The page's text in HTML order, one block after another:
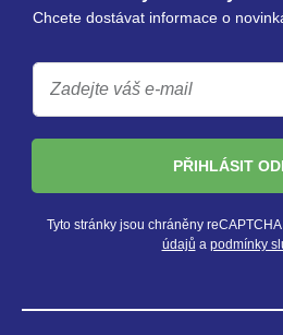
Chcete dostávat informace o
PŘIHLÁSIT
Tyto stránky jsou chráněny
údajů a podmínky